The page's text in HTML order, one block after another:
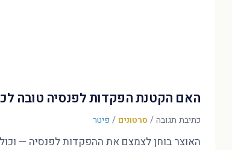
האם הקטנת הפקדות לפנסיה טובה
כתיבת תגובה/ סרטונים / פיטר
האוצר בוחן לצמצם את ההפקדות לפנסיה — וכולם